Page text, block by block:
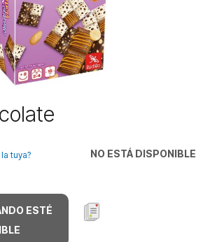
NO ESTÁ DISPONIBLE
tuya?
ESTÉ